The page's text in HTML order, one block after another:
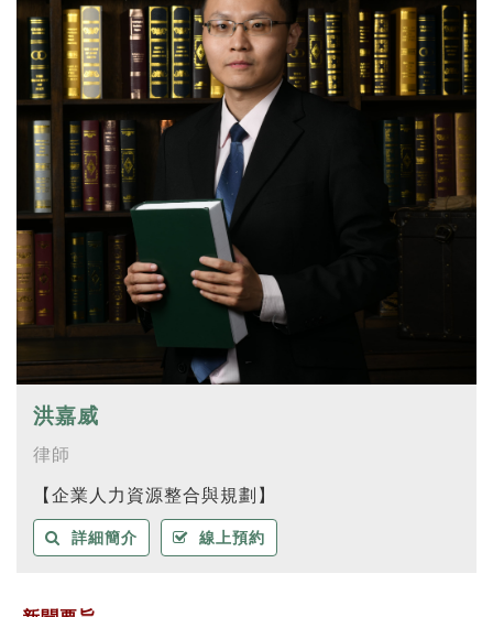
洪嘉威
律師
【企業人力資源整合與規劃】
詳細簡介 線上預約